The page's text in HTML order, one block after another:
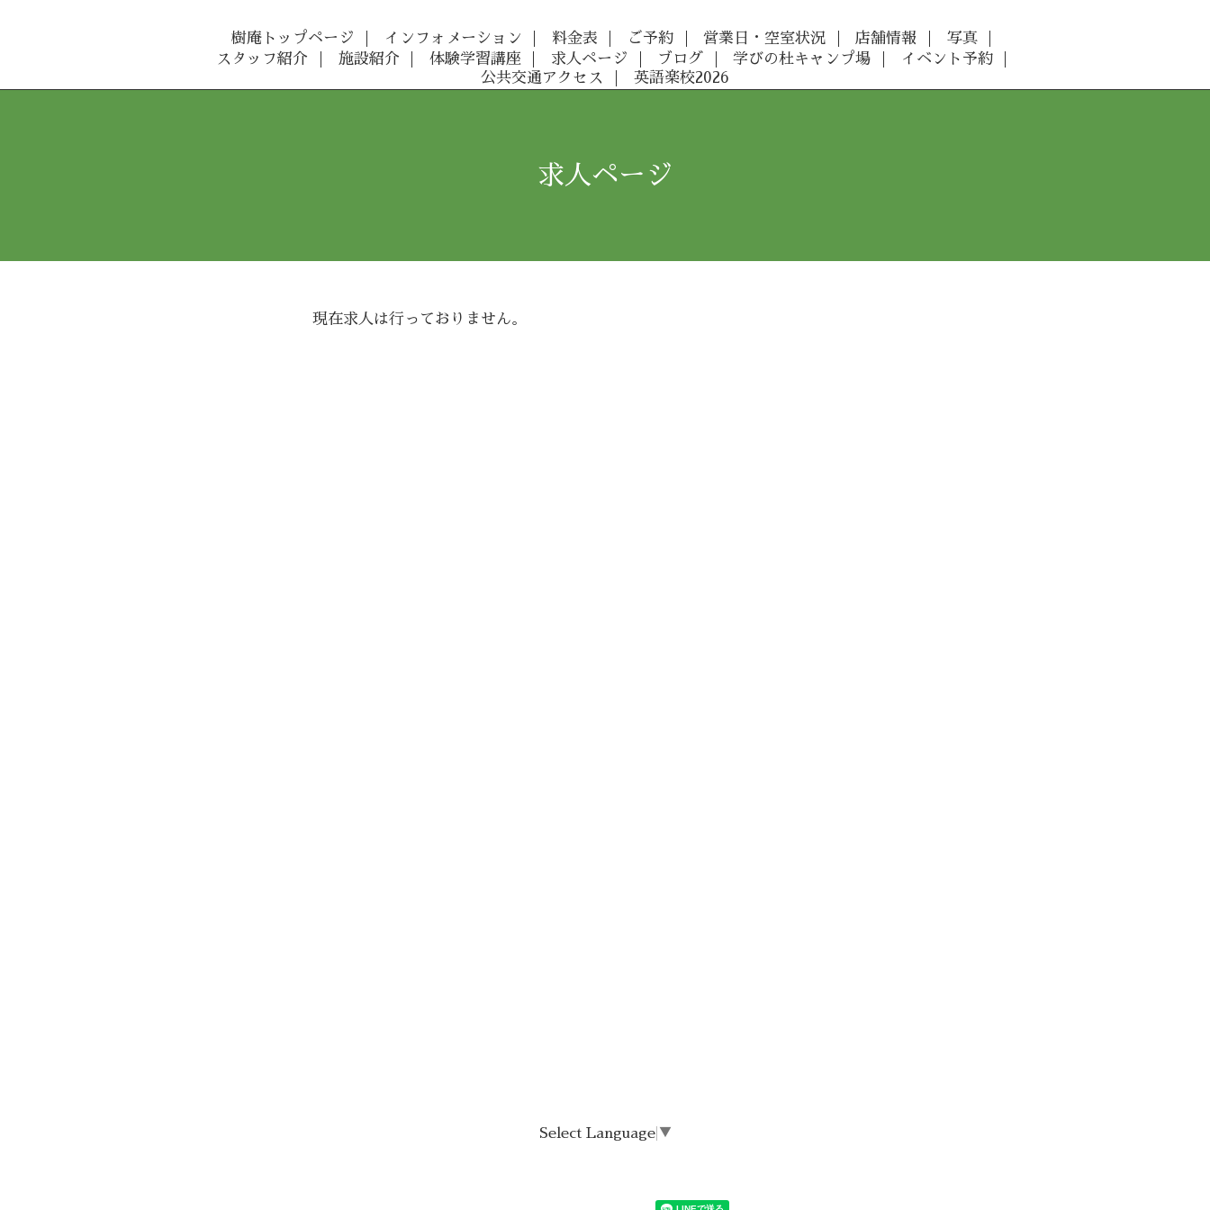
樹庵トップページ インフォメーション 料金表 ご予約 営業日・空室状況 店舗情報
写真
スタッフ紹介
施設紹介 体験学習講座 求人ページ ブログ 学びの杜キャンプ場
イベント予約
公共交通アクセス
英語楽校2026
求人ページ
現在求人は行っておりません。
Select Language ▼